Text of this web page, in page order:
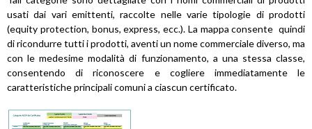
usati dai vari emittenti, raccolte nelle varie tipologie di prodotti
(equity protection, bonus, express, ecc.). La mappa consente quindi
di ricondurre tutti i prodotti, aventi un nome commerciale diverso, ma
con le medesime modalità di funzionamento, a una stessa classe,
consentendo di riconoscere e cogliere immediatamente le
caratteristiche principali comuni a ciascun certificato.